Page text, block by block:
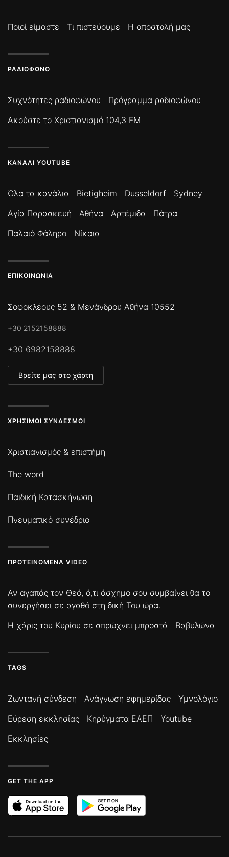
Ποιοί είμαστε Τι πιστεύουμε Η αποστολή μας
ΡΑΔΙΌΦΩΝΟ
Συχνότητες ραδιοφώνου
Πρόγραμμα ραδιοφώνου
Ακούστε το Χριστιανισμό 104,3 FM
ΚΑΝΆΛΙ YOUTUBE
Όλα τα κανάλια Bietigheim Dusseldorf
Sydney
Αγία Παρασκευή
Αθήνα Αρτέμιδα
Πάτρα
Παλαιό Φάληρο
Νίκαια
ΕΠΙΚΟΙΝΩΝΊΑ
Σοφοκλέους 52 & Μενάνδρου Αθήνα 10552
+30 2152158888
+30 6982158888
Βρείτε μας στο χάρτη
ΧΡΉΣΙΜΟΙ ΣΎΝΔΕΣΜΟΙ
Χριστιανισμός & επιστήμη
The word
Παιδική Κατασκήνωση
Πνευματικό συνέδριο
ΠΡΟΤΕΙΝΌΜΕΝΑ VIDEO
Αν αγαπάς τον Θεό, ό,τι άσχημο σου συμβαίνει θα το
συνεργήσει σε αγαθό στη δική Του ώρα.
Η χάρις του Κυρίου σε σπρώχνει μπροστά
Βαβυλώνα
TAGS
Ζωντανή σύνδεση Ανάγνωση εφημερίδας
Υμνολόγιο
Εύρεση εκκλησίας
Κηρύγματα ΕΑΕΠ
Youtube
Εκκλησίες
GET THE APP